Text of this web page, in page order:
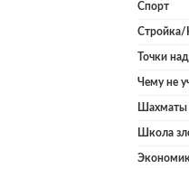
Спорт
Стройка/
Точки
Чему не
Шахматы
Школа